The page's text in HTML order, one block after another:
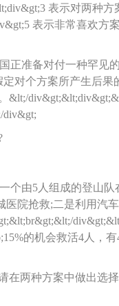
表示对两种
表示非常喜欢方
正准备对付一种罕见
对个方案所产生后
&lt;/
div&gt;
个由5人组成的登山
医院抢救;二是利用汽
的机会救活4人，
在两种方案中做出选